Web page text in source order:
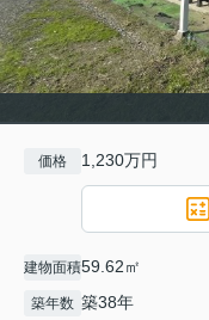
価格 1,230万円
建物面積59.62㎡
築年数 築38年